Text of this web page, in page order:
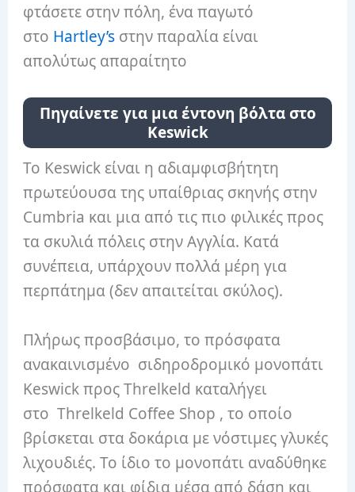
φτάσετε στην πόλη, ένα παγωτό
στο Hartley’s στην παραλία είναι
απολύτως απαραίτητο
Πηγαίνετε για μια έντονη βόλτα στο
Keswick
Το Keswick είναι η αδιαμφισβήτητη
πρωτεύουσα της υπαίθριας σκηνής στην
Cumbria και μια από τις πιο φιλικές προς
τα σκυλιά πόλεις στην Αγγλία. Κατά
συνέπεια, υπάρχουν πολλά μέρη για
περπάτημα (δεν απαιτείται σκύλος).
Πλήρως προσβάσιμο, το πρόσφατα
ανακαινισμένο σιδηροδρομικό μονοπάτι
Keswick προς Threlkeld καταλήγει
στο Threlkeld Coffee Shop , το οποίο
βρίσκεται στα δοκάρια με νόστιμες γλυκές
λιχουδιές. Το ίδιο το μονοπάτι αναδύθηκε
πρόσφατα και φίδια μέσα από δάση και